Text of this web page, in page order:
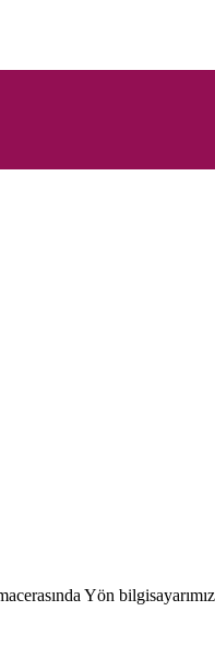
Yön